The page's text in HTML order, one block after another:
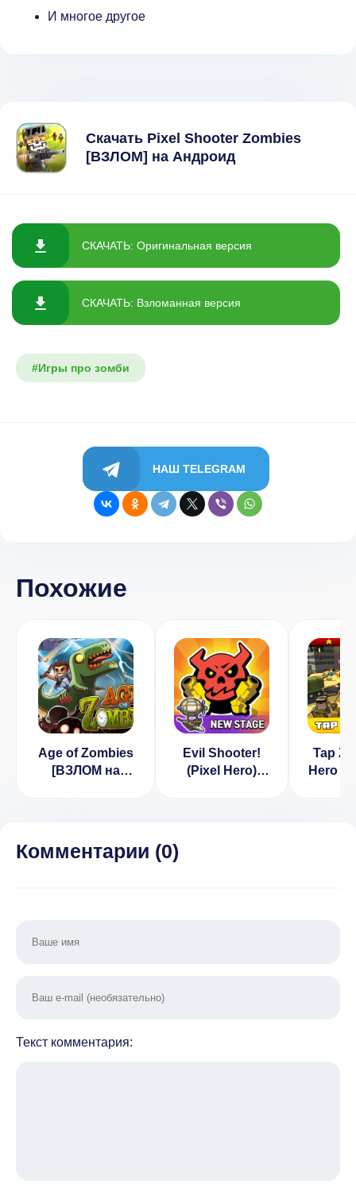
И многое другое
Скачать Pixel Shooter Zombies
[ВЗЛОМ] на Андроид
СКАЧАТЬ: Оригинальная версия
СКАЧАТЬ: Взломанная версия
#Игры про зомби
НАШ TELEGRAM
Похожие
Age of Zombies
[ВЗЛОМ на
Evil Shooter!
(Pixel Hero)
Tap
Hero
Комментарии (0)
Текст комментария: